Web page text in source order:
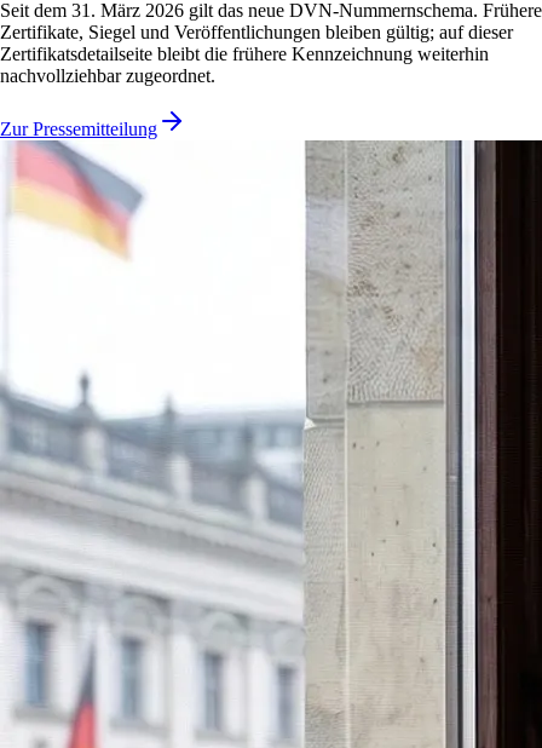
Seit dem 31. März 2026 gilt das neue DVN-Nummernschema. Frühere
Zertifikate, Siegel und Veröffentlichungen bleiben gültig; auf dieser
Zertifikatsdetailseite bleibt die frühere Kennzeichnung weiterhin
nachvollziehbar zugeordnet.
Zur Pressemitteilung